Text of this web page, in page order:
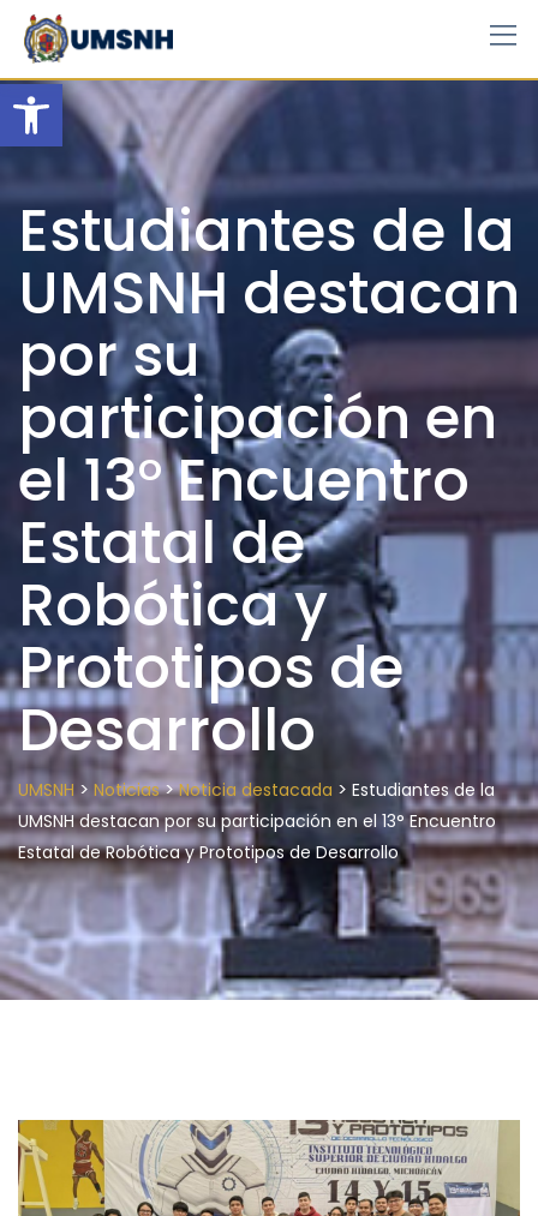
Open toolbar
Skip
content
Estudiantes de la
UMSNH destacan
por su
participación en
el 13° Encuentro
Estatal de
Robótica y
Prototipos de
Desarrollo
UMSNH > Noticias>Noticia destacada > Estudiantes de la
UMSNH destacan por su participación en el 13° Encuentro
Estatal de Robótica y Prototipos de Desarrollo